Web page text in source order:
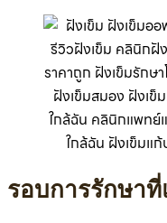
รอบการรักษา